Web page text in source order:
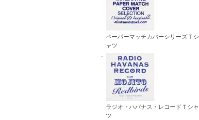
ペーパーマッチカバーシリーズＴシ
ャツ
ラジオ・ハバナス・レコードＴシャ
ツ